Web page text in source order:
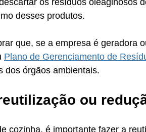
os resíduos oleaginosos
desses produtos.
que, se a empresa é geradora
Plano de Gerenciamento de
dos órgãos ambientais.
ou
cozinha, é importante fazer a